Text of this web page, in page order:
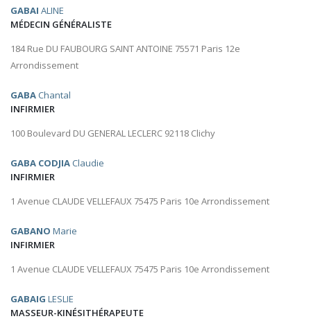
GABAI ALINE
MÉDECIN GÉNÉRALISTE
184 Rue DU FAUBOURG SAINT ANTOINE 75571 Paris 12e
Arrondissement
GABA Chantal
INFIRMIER
100 Boulevard DU GENERAL LECLERC 92118 Clichy
GABA CODJIA Claudie
INFIRMIER
1 Avenue CLAUDE VELLEFAUX 75475 Paris 10e Arrondissement
GABANO Marie
INFIRMIER
1 Avenue CLAUDE VELLEFAUX 75475 Paris 10e Arrondissement
GABAIG LESLIE
MASSEUR-KINÉSITHÉRAPEUTE